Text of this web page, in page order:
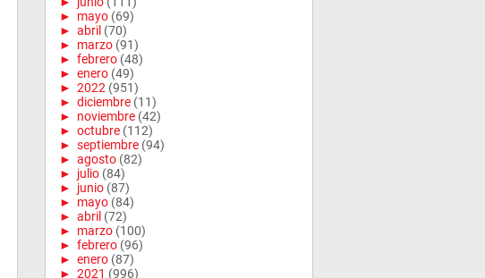
► mayo (69)
► abril (70)
► marzo (91)
► febrero (48)
► enero (49)
► 2022 (951)
► diciembre (11)
► noviembre (42)
► octubre (112)
► septiembre (94)
► agosto (82)
► julio (84)
► junio (87)
► mayo (84)
► abril (72)
► marzo (100)
► febrero (96)
► enero (87)
► 2021 (996)